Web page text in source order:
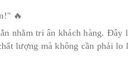
nhằm tri ân khách hàng. Đây
lượng mà không cần phải lo